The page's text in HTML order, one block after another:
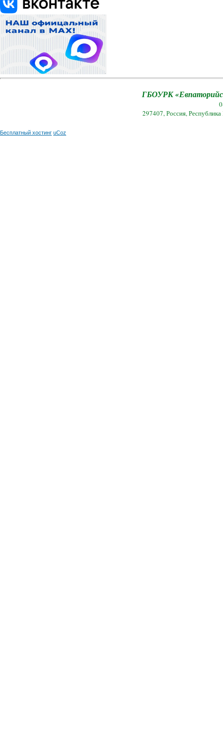
ГБОУРК
297407, Россия,
Бесплатный хостинг uCoz